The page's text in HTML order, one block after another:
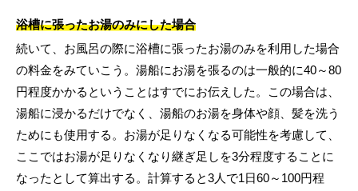
浴槽に張ったお湯のみにした場合
続いて、お風呂の際に浴槽に張ったお湯のみを利用した場合
の料金をみていこう。湯船にお湯を張るのは一般的に40～80
円程度かかるということはすでにお伝えした。この場合は、
湯船に浸かるだけでなく、湯船のお湯を身体や顔、髪を洗う
ためにも使用する。お湯が足りなくなる可能性を考慮して、
ここではお湯が足りなくなり継ぎ足しを3分程度することに
なったとして算出する。計算すると3人で1日60～100円程